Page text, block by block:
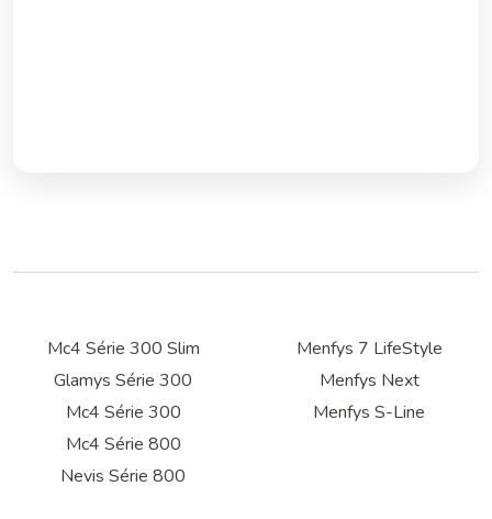
Mc4 Série 300 Slim
Glamys Série 300
Mc4 Série 300
Mc4 Série 800
Nevis Série 800
Menfys 7 LifeStyle
Menfys Next
Menfys S-Line